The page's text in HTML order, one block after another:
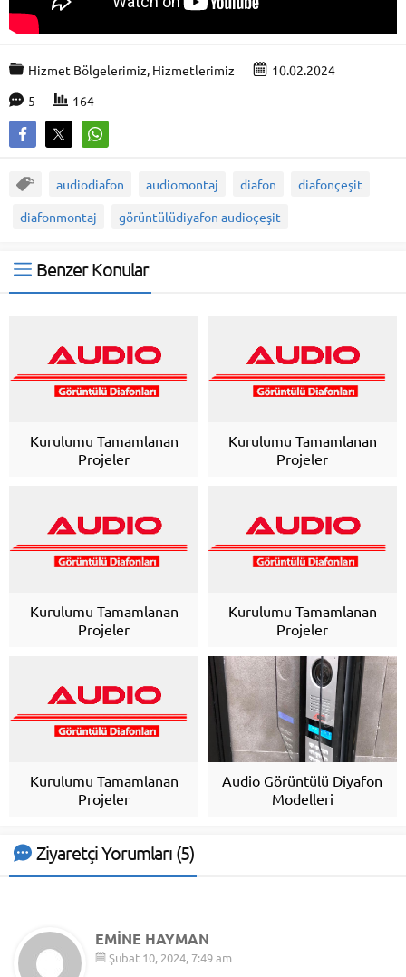
Hizmet Bölgelerimiz, Hizmetlerimiz
10.02.2024
5
164
audiodiafon audiomontaj diafon
diafonçeşit
diafonmontaj
görüntülüdiyafon audioçeşit
Benzer Konular
Kurulumu Tamamlanan
Projeler
Kurulumu Tamamlanan
Projeler
Kurulumu Tamamlanan
Projeler
Kurulumu Tamamlanan
Projeler
Kurulumu Tamamlanan
Projeler
Audio Görüntülü Diyafon
Modelleri
Ziyaretçi Yorumları (5)
EMİNE HAYMAN
Şubat 10, 2024, 7:49 am